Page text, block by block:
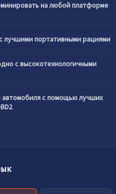
на любой платформе
лучшими портативными рациями
с высокотехнологичными
автомобиля с помощью лучших